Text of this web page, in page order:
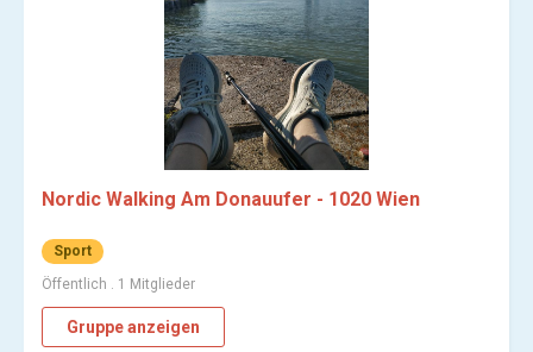
Nordic Walking Am Donauufer - 1020 Wien
Sport
Öffentlich . 1 Mitglieder
Gruppe anzeigen